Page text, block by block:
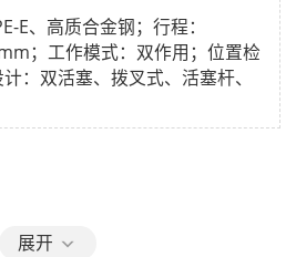
；工作模式：双作用；位置检
：双活塞、拨叉式、活塞杆、
展开